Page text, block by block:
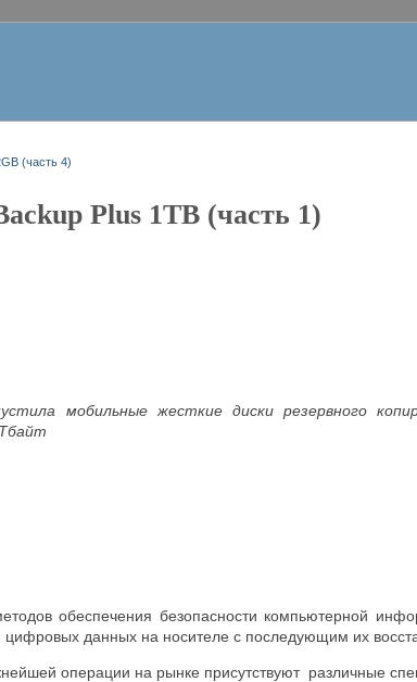
(часть 4)
Plus 1TB (часть 1)
мобильные жесткие диски резервного
обеспечения безопасности компьютерной
цифровых данных на носителе с последующим их
операции на рынке присутствуют различные